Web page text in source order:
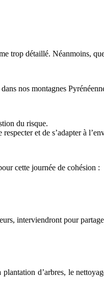
trop détaillé. Néanmoins,
nos montagnes
du risque.
et de s’adapter à
cette journée de cohésion :
interviendront pour
d’arbres, le